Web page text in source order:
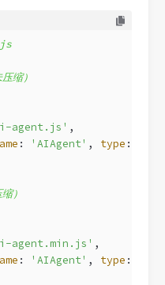
缩）
agent.js' ,
: 'AIAgent' , type :
）
agent.min.js' ,
: 'AIAgent' , type :